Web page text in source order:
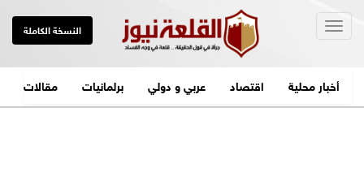
النسخة الكاملة
أخبار محلية اقتصاد عربي و دولي برلمانيات مقالات